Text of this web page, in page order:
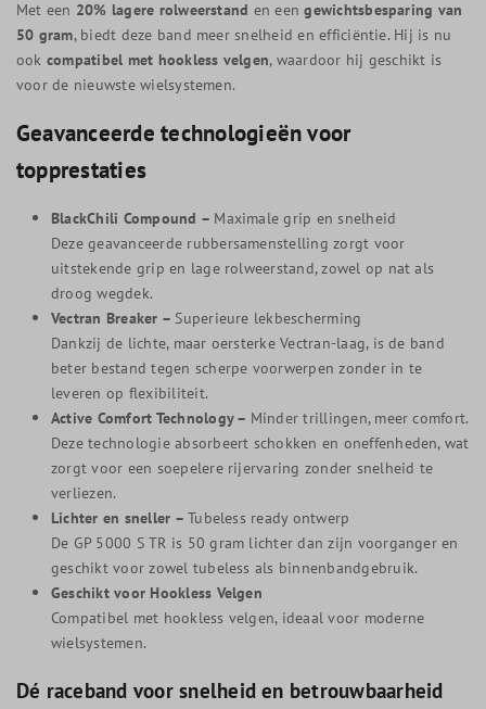
Met een 20% lagere rolweerstand en eengewichtsbesparing van
50 gram, biedt deze band meer snelheid en efficiëntie. Hij is nu
ook compatibel met hookless velgen, waardoor hij geschikt is
voor de nieuwste wielsystemen.
Geavanceerde technologieën voor
topprestaties
BlackChili Compound – Maximale grip en snelheid
Deze geavanceerde rubbersamenstelling zorgt voor
uitstekende grip en lage rolweerstand, zowel op nat als
droog wegdek.
Vectran Breaker – Superieure lekbescherming
Dankzij de lichte, maar oersterke Vectran-laag, is de band
beter bestand tegen scherpe voorwerpen zonder in te
leveren op flexibiliteit.
Active Comfort Technology – Minder trillingen, meer comfort.
Deze technologie absorbeert schokken en oneffenheden, wat
zorgt voor een soepelere rijervaring zonder snelheid te
verliezen.
Lichter en sneller –Tubeless ready ontwerp
De GP 5000 S TR is 50 gram lichter dan zijn voorganger en
geschikt voor zowel tubeless als binnenbandgebruik.
Geschikt voor Hookless Velgen
Compatibel met hookless velgen, ideaal voor moderne
wielsystemen.
Dé raceband voor snelheid en betrouwbaarheid